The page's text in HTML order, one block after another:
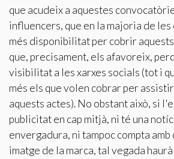
que acudeix a aquestes
influencers, que en la majoria de les
més disponibilitat per cobrir
que, precisament, els afavoreix,
visibilitat a les xarxes socials (tot i
més els que volen cobrar per
aquests actes). No obstant això, si
publicitat en cap mitjà, ni té una
envergadura, ni tampoc compta amb
imatge de la marca, tal vegada